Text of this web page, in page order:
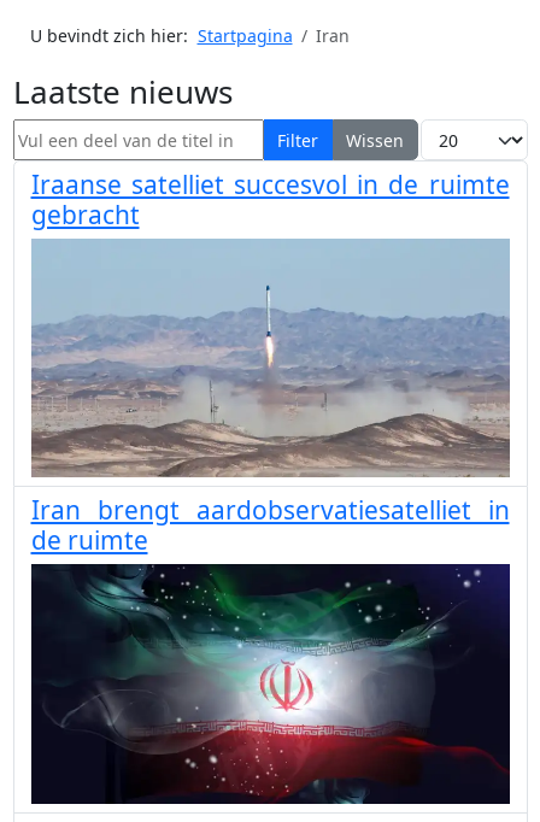
U bevindt zich hier: Startpagina Iran
Laatste nieuws
Vul een deel van de titel in Filter Wissen Toon #
Iraanse satelliet succesvol in de ruimte
gebracht
Iran brengt aardobservatiesatelliet in
de ruimte